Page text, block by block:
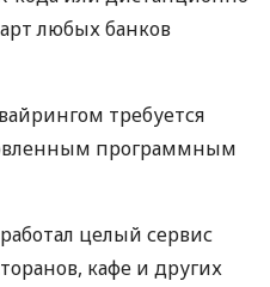
любых банков
требуется
программным
целый сервис
кафе и других